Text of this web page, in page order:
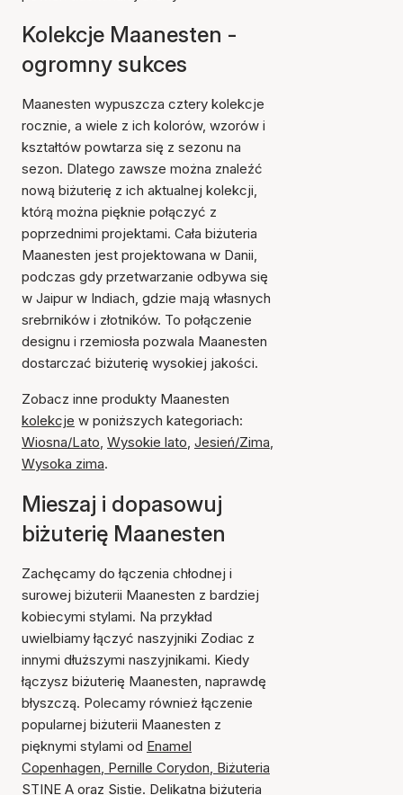
Kolekcje Maanesten -
ogromny sukces
Maanesten wypuszcza cztery kolekcje
rocznie, a wiele z ich kolorów, wzorów i
kształtów powtarza się z sezonu na
sezon. Dlatego zawsze można znaleźć
nową biżuterię z ich aktualnej kolekcji,
którą można pięknie połączyć z
poprzednimi projektami. Cała biżuteria
Maanesten jest projektowana w Danii,
podczas gdy przetwarzanie odbywa się
w Jaipur w Indiach, gdzie mają własnych
srebrników i złotników. To połączenie
designu i rzemiosła pozwala Maanesten
dostarczać biżuterię wysokiej jakości.
Zobacz inne produkty Maanesten
kolekcje w poniższych kategoriach:
Wiosna/Lato, Wysokie lato, Jesień/Zima,
Wysoka zima.
Mieszaj i dopasowuj
biżuterię Maanesten
Zachęcamy do łączenia chłodnej i
surowej biżuterii Maanesten z bardziej
kobiecymi stylami. Na przykład
uwielbiamy łączyć naszyjniki Zodiac z
innymi dłuższymi naszyjnikami. Kiedy
łączysz biżuterię Maanesten, naprawdę
błyszczą. Polecamy również łączenie
popularnej biżuterii Maanesten z
pięknymi stylami od Enamel
Copenhagen, Pernille Corydon, Biżuteria
STINE A oraz Sistie. Delikatna biżuteria